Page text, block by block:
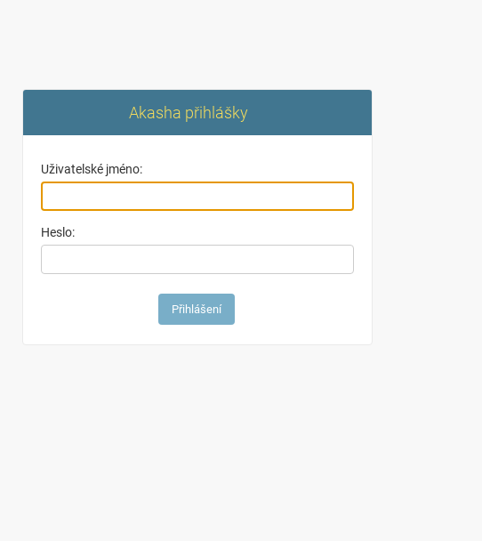
Akasha přihlášky
Uživatelské jméno:
Heslo: